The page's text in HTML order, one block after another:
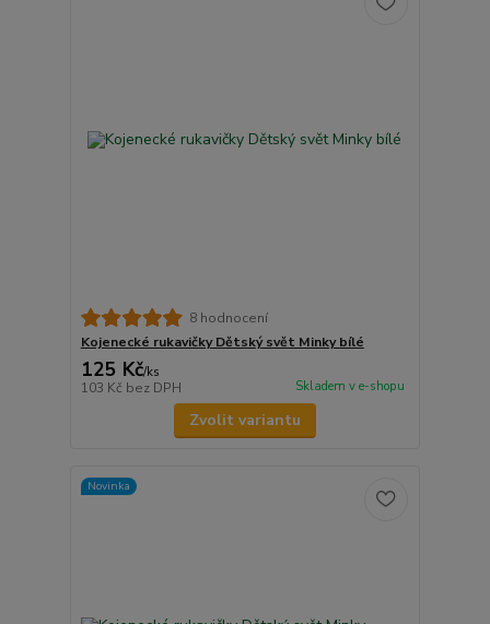
8 hodnocení
Kojenecké rukavičky Dětský svět Minky bílé
125 Kč/ks
103 Kč bez DPH Skladem v e-shopu
Zvolit variantu
Novinka